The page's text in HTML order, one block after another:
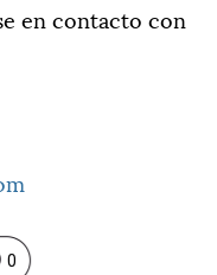
en contacto con
0